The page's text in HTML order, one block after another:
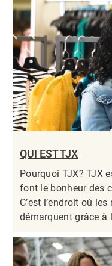
QUI EST TJX
Pourquoi TJX? TJX
font le bonheur des
C’est l’endroit où
démarquent grâce à